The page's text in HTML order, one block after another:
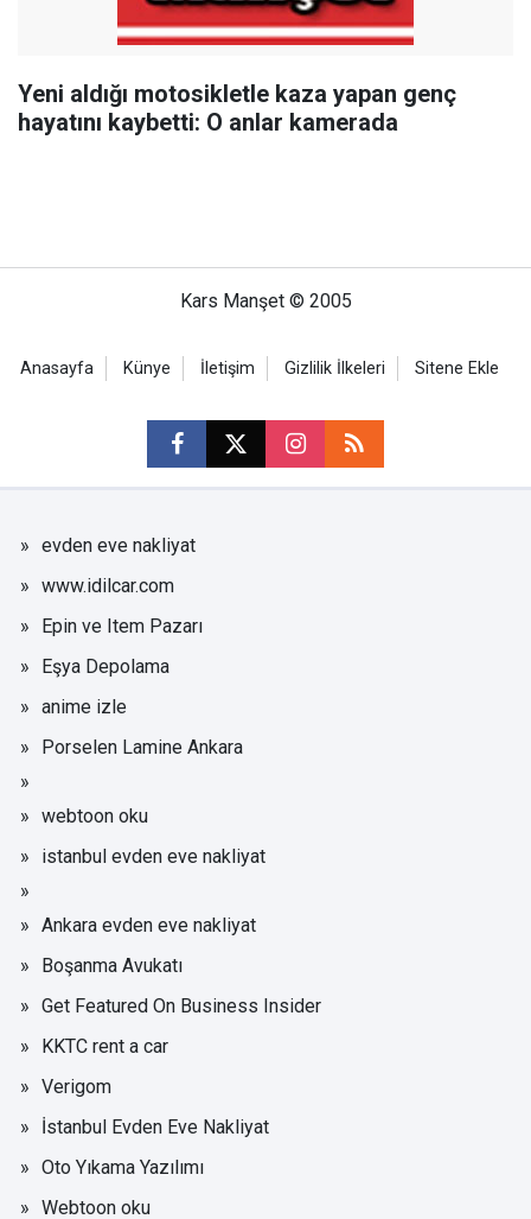
Yeni aldığı motosikletle kaza yapan genç
hayatını kaybetti: O anlar kamerada
Kars Manşet © 2005
Anasayfa Künye İletişim Gizlilik İlkeleri Sitene Ekle
evden eve nakliyat
www.idilcar.com
Epin ve Item Pazarı
Eşya Depolama
anime izle
Porselen Lamine Ankara
webtoon oku
istanbul evden eve nakliyat
Ankara evden eve nakliyat
Boşanma Avukatı
Get Featured On Business Insider
KKTC rent a car
Verigom
İstanbul Evden Eve Nakliyat
Oto Yıkama Yazılımı
Webtoon oku